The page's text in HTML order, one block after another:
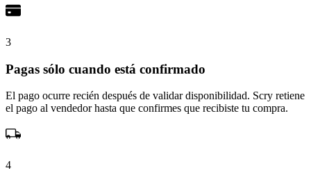
3
Pagas sólo cuando está confirmado
El pago ocurre recién después de validar disponibilidad. Scry retiene
el pago al vendedor hasta que confirmes que recibiste tu compra.
4